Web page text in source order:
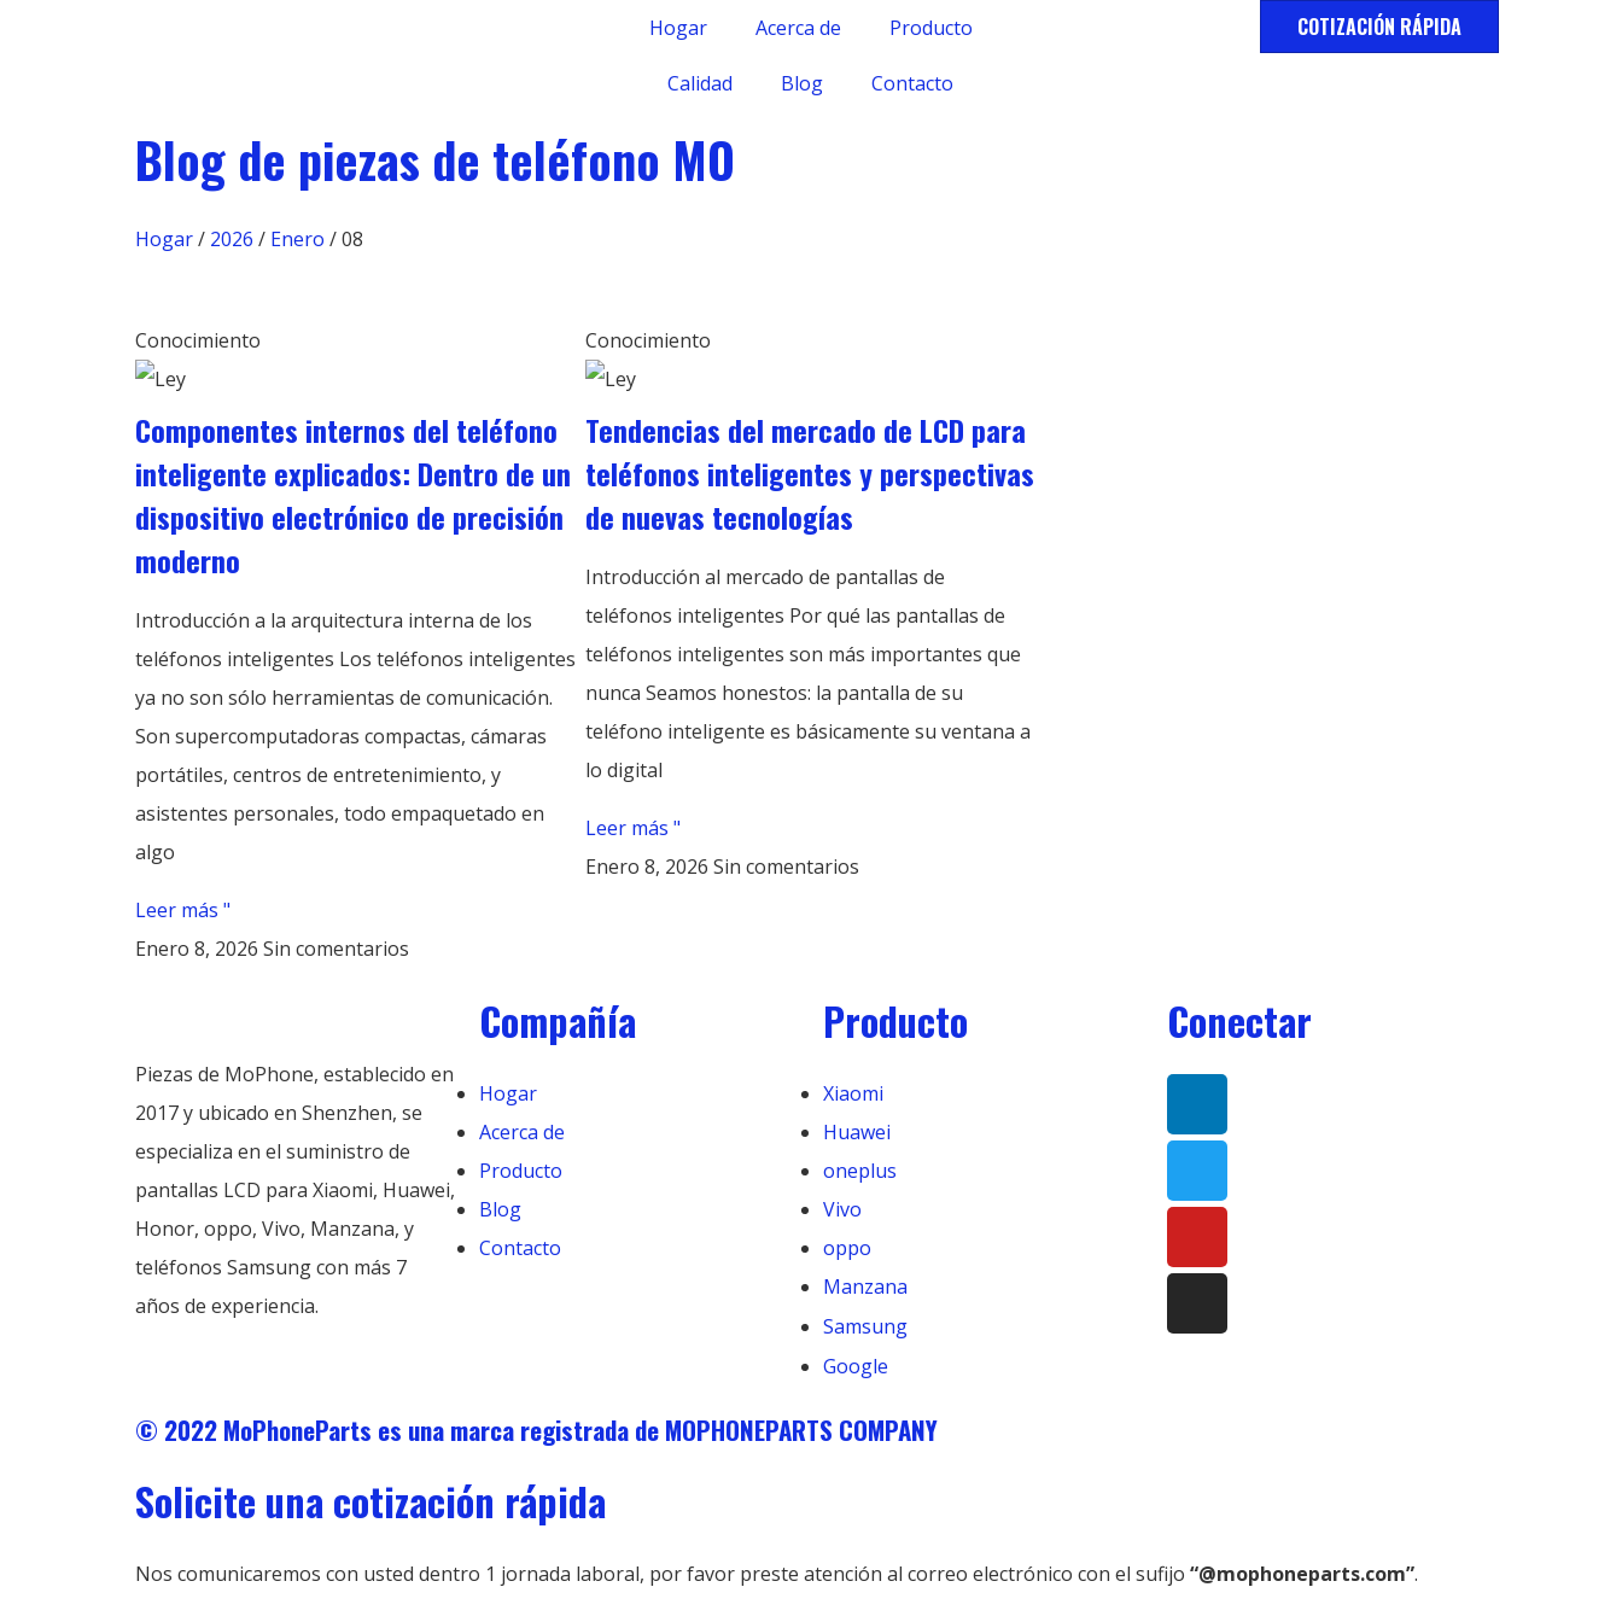
Hogar Acerca de Producto
Calidad Blog Contacto
COTIZACIÓN RÁPIDA
Blog de piezas de teléfono MO
Hogar/ 2026 / Enero / 08
Conocimiento
Componentes internos del teléfono
inteligente explicados: Dentro de un
dispositivo electrónico de precisión
moderno
Introducción a la arquitectura interna de los
teléfonos inteligentes Los teléfonos inteligentes
ya no son sólo herramientas de comunicación.
Son supercomputadoras compactas, cámaras
portátiles, centros de entretenimiento, y
asistentes personales, todo empaquetado en
algo
Leer más "
Enero 8, 2026 Sin comentarios
Conocimiento
Tendencias del mercado de LCD para
teléfonos inteligentes y perspectivas
de nuevas tecnologías
Introducción al mercado de pantallas de
teléfonos inteligentes Por qué las pantallas de
teléfonos inteligentes son más importantes que
nunca Seamos honestos: la pantalla de su
teléfono inteligente es básicamente su ventana a
lo digital
Leer más "
Enero 8, 2026Sin comentarios
Piezas de MoPhone, establecido en
2017 y ubicado en Shenzhen, se
especializa en el suministro de
pantallas LCD para Xiaomi, Huawei,
Honor, oppo, Vivo, Manzana, y
teléfonos Samsung con más 7
años de experiencia.
Compañía
Hogar
Acerca de
Producto
Blog
Contacto
Producto
Xiaomi
Huawei
oneplus
Vivo
oppo
Manzana
Samsung
Google
Conectar
© 2022 MoPhoneParts es una marca registrada de MOPHONEPARTS COMPANY
Solicite una cotización rápida
Nos comunicaremos con usted dentro 1 jornada laboral, por favor preste atención al correo electrónico con el sufijo “@mophoneparts.com”.